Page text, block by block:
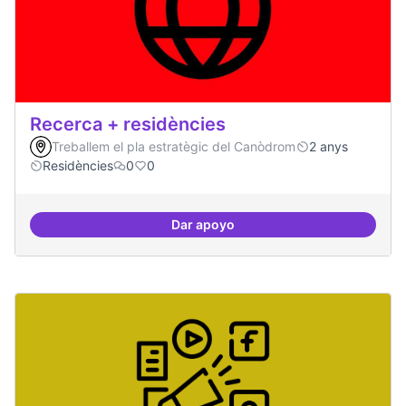
Recerca + residències
Treballem el pla estratègic del Canòdrom
2 anys
Residències
0 0
Dar apoyoRecerca + residències